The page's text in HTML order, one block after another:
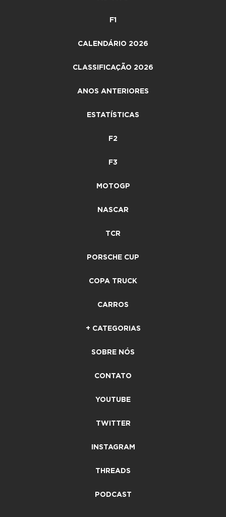
F1
CALENDÁRIO 2026
CLASSIFICAÇÃO 2026
ANOS ANTERIORES
ESTATÍSTICAS
F2
F3
MOTOGP
NASCAR
TCR
PORSCHE CUP
COPA TRUCK
CARROS
+ CATEGORIAS
SOBRE NÓS
CONTATO
YOUTUBE
TWITTER
INSTAGRAM
THREADS
PODCAST